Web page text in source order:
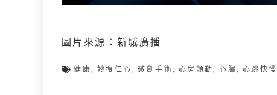
圖片來源：新城廣播
健康,妙搜仁心 ,微創手術, 心房顫動,心臟, 心跳快慢